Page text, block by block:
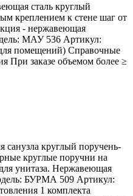
сталь круглый
креплением к стене шаг от
- нержавеющая
МАУ 536 Артикул:
помещений) Справочные
При заказе объемом более ≥
круглый поручень-
круглые поручни на
унитаза. Нержавеющая
БУРМА 509 Артикул:
1 комплекта